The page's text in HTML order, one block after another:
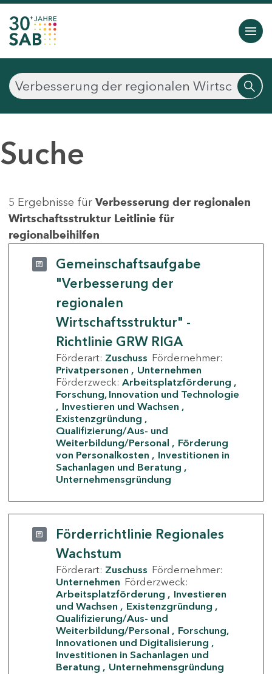
Suche
5 Ergebnisse für Verbesserung der regionalen
Wirtschaftsstruktur Leitlinie für
regionalbeihilfen
Gemeinschaftsaufgabe
"Verbesserung der
regionalen
Wirtschaftsstruktur" -
Richtlinie GRW RIGA
Förderart: Zuschuss Fördernehmer:
Privatpersonen
Unternehmen
Förderzweck: Arbeitsplatzförderung
Forschung, Innovation und Technologie
Investieren und Wachsen
Existenzgründung
Qualifizierung/Aus- und
Weiterbildung/Personal
Förderung
von Personalkosten
Investitionen in
Sachanlagen und Beratung
Unternehmensgründung
Förderrichtlinie Regionales
Wachstum
Förderart: Zuschuss Fördernehmer:
Unternehmen Förderzweck:
Arbeitsplatzförderung
Investieren
und Wachsen
Existenzgründung
Qualifizierung/Aus- und
Weiterbildung/Personal
Forschung,
Innovationen und Digitalisierung
Investitionen in Sachanlagen und
Beratung
Unternehmensgründung